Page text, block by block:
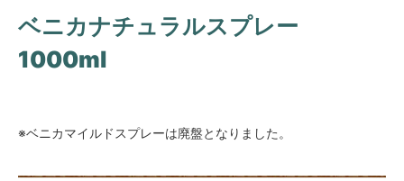
ベニカナチュラルスプレー
1000ml
※ベニカマイルドスプレーは廃盤となりました。